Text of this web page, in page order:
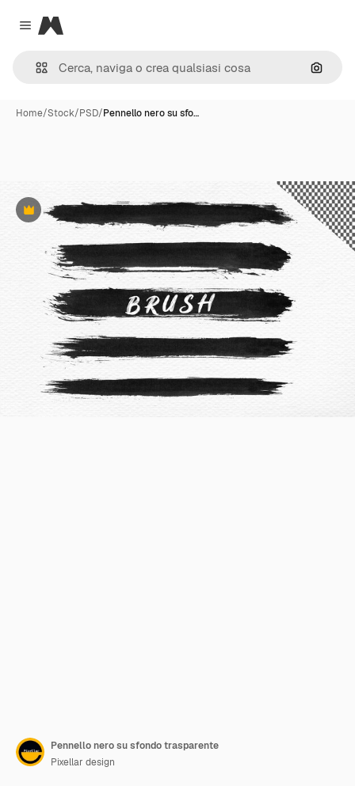
Close menu
Magnific
Cerca
Home/Stock/PSD/Pennello nero su sfo…
Premium
Pennello nero su sfondo trasparente
Pixellar design